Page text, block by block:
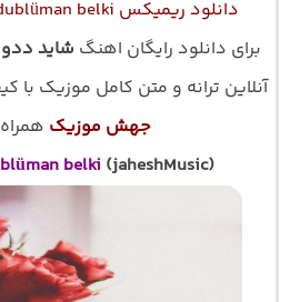
دانلود ریمیکس dedublüman belki ورژن اینستایی
برای دانلود رایگان اهنگ شاید
آنلاین ترانه و متن کامل موزیک با کیفیت
جهش موزیک
belki (jaheshMusic)